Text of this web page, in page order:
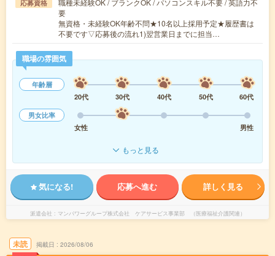
応募資格
職種未経験OK / ブランクOK / パソコンスキル不要 / 英語力不
要
無資格・未経験OK年齢不問★10名以上採用予定★履歴書は
不要です▽応募後の流れ1)翌営業日までに担当…
職場の雰囲気
年齢層
20代
30代 40代 50代
60代
男女比率
女性
男性
もっと見る
気になる! 応募へ進む 詳しく見る
派遣会社 マンパワーグループ株式会社 ケアサービス事業部 （医療福祉介護関連）
未読 掲載日 2026/08/06